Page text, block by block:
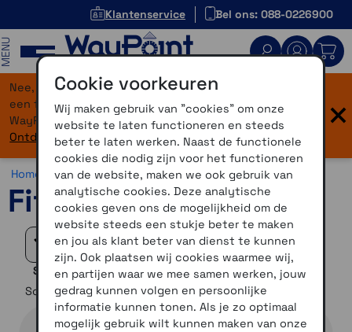
Klantenservice Bel ons: 088-0226900
Nee, je bent niet verdwaald! Onze website heeft
een flinke upgrade gekregen. Dezelfde vertrouwde
WayPoint-service, maar dan in een modern jasje.
Ontdek hier wat er allemaal nieuw is.
×
Home >Overig >Accessoires > Fitness accessoires
Fitness accessoires
Filteren
Selectie verfijnen
Sorteer op
Cookie voorkeuren
Wij maken gebruik van "cookies" om onze
website te laten functioneren en steeds
beter te laten werken. Naast de functionele
cookies die nodig zijn voor het functioneren
van de website, maken we ook gebruik van
analytische cookies. Deze analytische
cookies geven ons de mogelijkheid om de
website steeds een stukje beter te maken
en jou als klant beter van dienst te kunnen
zijn. Ook plaatsen wij cookies waarmee wij,
en partijen waar we mee samen werken, jouw
gedrag kunnen volgen en persoonlijke
informatie kunnen tonen. Als je zo optimaal
mogelijk gebruik wilt kunnen maken van onze